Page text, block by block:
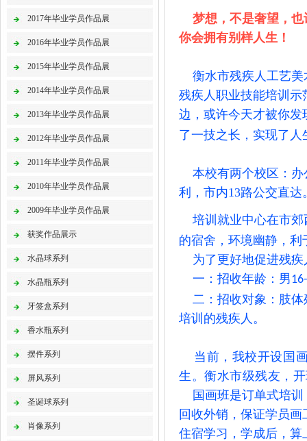
2017年毕业学员作品展
2016年毕业学员作品展
2015年毕业学员作品展
2014年毕业学员作品展
2013年毕业学员作品展
2012年毕业学员作品展
2011年毕业学员作品展
2010年毕业学员作品展
2009年毕业学员作品展
获奖作品展示
水晶球系列
水晶瓶系列
牙签盒系列
香水瓶系列
摆件系列
屏风系列
圣诞球系列
肖像系列
梦想，不是奢望，也
你会拥有别样人生！
衡水市残疾人工艺美
残疾人职业技能培训
边，或许今天才被你发
了一技之长，实现了人
本校有两个校区：办
利， 市内13路公交直达
培训就业中心在市郊
的宿舍，环境幽静，利
为了更好地促进残疾
一：招收年龄：男
二：招收对象：肢体
培训的残疾人。
当前，我校开设国
生。衡水市级残友，
国画班是订单式培训
回收外销，保证学员
住宿学习，学成后，